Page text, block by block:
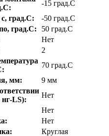
-15 град.C
град.C:
-50 град.C
град.C:
50 град.C
Нет
2
70 град.C
мм:
9 мм
нг-LS):
Нет
Нет
Нет
Круглая